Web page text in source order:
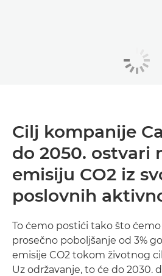
Cilj kompanije
do 2050. ostvari
emisiju CO2 iz
poslovnih
To ćemo postići tako što
prosečno poboljšanje od 3%
emisije CO2 tokom životnog
Uz održavanje, to će do 2030.